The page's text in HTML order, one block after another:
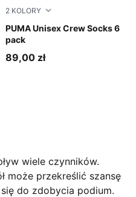
2 KOLORY
PUMA Unisex Crew Socks 6
pack
black
89,00 zł
wiele czynników.
może przekreślić szansę
do zdobycia podium.